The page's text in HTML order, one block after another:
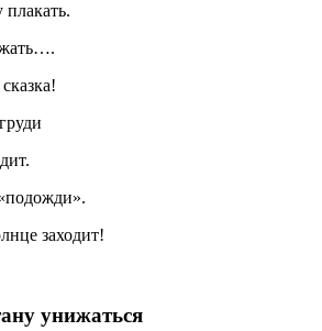
заходит!
унижаться